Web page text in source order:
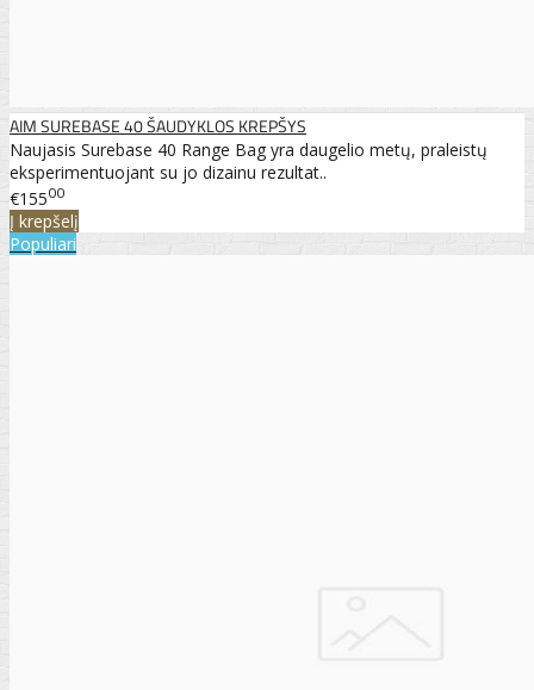
AIM SUREBASE 40 ŠAUDYKLOS KREPŠYS
Naujasis Surebase 40 Range Bag yra daugelio metų, praleistų
eksperimentuojant su jo dizainu rezultat..
€15500
Į krepšelį
Populiari